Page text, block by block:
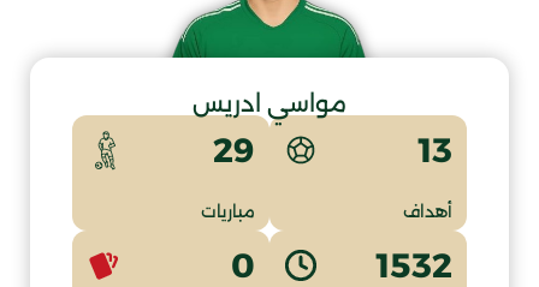
مواسي ادريس
13
أهداف
29
مباريات
1532
0